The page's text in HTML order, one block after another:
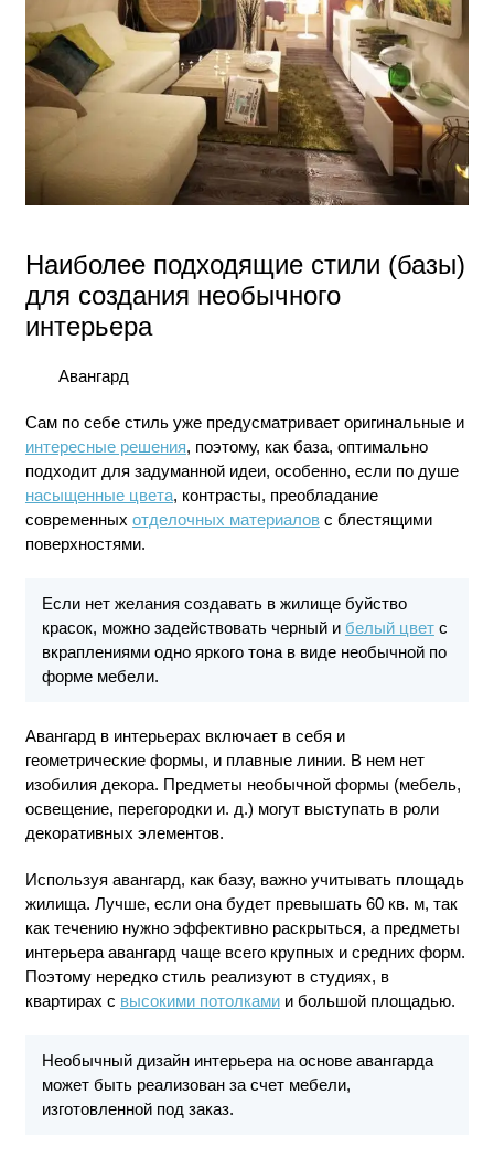
Наиболее подходящие стили (базы)
для создания необычного
интерьера
Авангард
Сам по себе стиль уже предусматривает оригинальные и
интересные решения, поэтому, как база, оптимально
подходит для задуманной идеи, особенно, если по душе
насыщенные цвета, контрасты, преобладание
современных отделочных материаловс блестящими
поверхностями.
Если нет желания создавать в жилище буйство
красок, можно задействовать черный и белый цветс
вкраплениями одно яркого тона в виде необычной по
форме мебели.
Авангард в интерьерах включает в себя и
геометрические формы, и плавные линии. В нем нет
изобилия декора. Предметы необычной формы (мебель,
освещение, перегородки и. д.) могут выступать в роли
декоративных элементов.
Используя авангард, как базу, важно учитывать площадь
жилища. Лучше, если она будет превышать 60 кв. м, так
как течению нужно эффективно раскрыться, а предметы
интерьера авангард чаще всего крупных и средних форм.
Поэтому нередко стиль реализуют в студиях, в
квартирах с высокими потолкамии большой площадью.
Необычный дизайн интерьера на основе авангарда
может быть реализован за счет мебели,
изготовленной под заказ.